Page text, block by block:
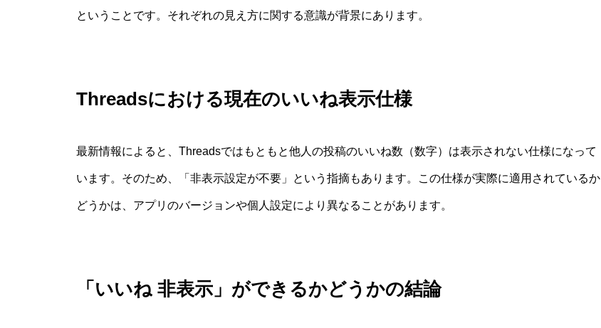
ということです。それぞれの見え方に関する意識が背景にあります。
Threadsにおける現在のいいね表示仕様
最新情報によると、Threadsではもともと他人の投稿のいいね数（数字）は表示されない仕様になって
います。そのため、「非表示設定が不要」という指摘もあります。この仕様が実際に適用されているか
どうかは、アプリのバージョンや個人設定により異なることがあります。
「いいね 非表示」ができるかどうかの結論